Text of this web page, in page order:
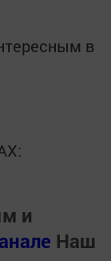
в
и
Наш